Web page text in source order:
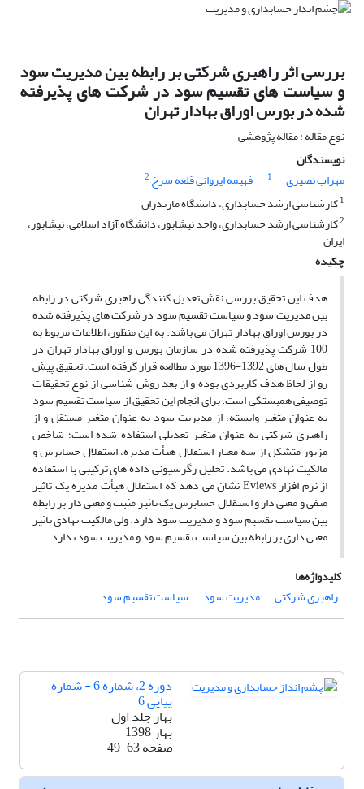
بررسی اثر راهبری شرکتی بر رابطه بین مدیریت سود
و سیاست های تقسیم سود در شرکت های پذیرفته
شده در بورس اوراق بهادار تهران
نوع مقاله : مقاله پژوهشی
نویسندگان
مهراب نصیری
1 فهیمه ایروانی قلعه سرخ 2
1کارشناسی ارشد حسابداری، دانشگاه مازندران
2کارشناسی ارشد حسابداری، واحد نیشابور، دانشگاه آزاد اسلامی، نیشابور،
ایران
چکیده
هدف این تحقیق بررسی نقش تعدیل کنندگی راهبری شرکتی در رابطه
بین مدیریت سود و سیاست تقسیم سود در شرکت های پذیرفته شده
در بورس اوراق بهادار تهران می باشد. به این منظور، اطلاعات مربوط به
100 شرکت پذیرفته شده در سازمان بورس و اوراق بهادار تهران در
طول سال های 1392-1396 مورد مطالعه قرار گرفته است. تحقیق پیش
رو از لحاظ هدف کاربردی بوده و از بعد روش شناسی از نوع تحقیقات
توصیفی همبستگی است. برای انجام این تحقیق از سیاست تقسیم سود
به عنوان متغیر وابسته، از مدیریت سود به عنوان متغیر مستقل و از
راهبری شرکتی به عنوان متغیر تعدیلی استفاده شده است؛ شاخص
مزبور متشکل از سه معیار استقلال هیأت مدیره، استقلال حسابرس و
مالکیت نهادی می باشد. تحلیل رگرسیونی داده های ترکیبی با استفاده
از نرم افزار Eviews نشان می دهد که استقلال هیأت مدیره یک تاثیر
منفی و معنی دار و استقلال حسابرس یک تاثیر مثبت و معنی دار بر رابطه
بین سیاست تقسیم سود و مدیریت سود دارد. ولی مالکیت نهادی تاثیر
معنی داری بر رابطه بین سیاست تقسیم سود و مدیریت سود ندارد.
کلیدواژه‌ها
راهبری شرکتی
مدیریت سود سیاست تقسیم سود
دوره 2، شماره 6 - شماره
پیاپی 6
بهار جلد اول
بهار 1398
صفحه49-63